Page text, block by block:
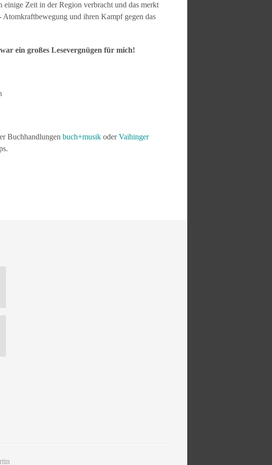
Zeit in der Region verbracht und das merkt
und ihren Kampf gegen das
ein großes Lesevergnügen für mich!
Buchhandlungen buch+musik oderVaihinger